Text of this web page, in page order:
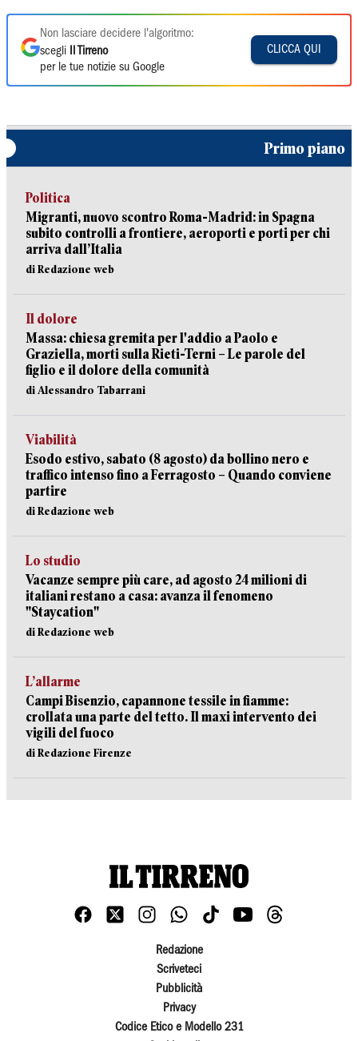
Non lasciare decidere l'algoritmo:
scegli
Il Tirreno
per le tue notizie su Google
CLICCA QUI
Primo piano
Politica
Migranti, nuovo scontro Roma-Madrid: in Spagna
subito controlli a frontiere, aeroporti e porti per chi
arriva dall’Italia
di Redazione web
Il dolore
Massa: chiesa gremita per l'addio a Paolo e
Graziella, morti sulla Rieti-Terni – Le parole del
figlio e il dolore della comunità
di Alessandro Tabarrani
Viabilità
Esodo estivo, sabato (8 agosto) da bollino nero e
traffico intenso fino a Ferragosto – Quando conviene
partire
di Redazione web
Lo studio
Vacanze sempre più care, ad agosto 24 milioni di
italiani restano a casa: avanza il fenomeno
"Staycation"
di Redazione web
L’allarme
Campi Bisenzio, capannone tessile in fiamme:
crollata una parte del tetto. Il maxi intervento dei
vigili del fuoco
di Redazione Firenze
Redazione
Scriveteci
Pubblicità
Privacy
Codice Etico e Modello 231